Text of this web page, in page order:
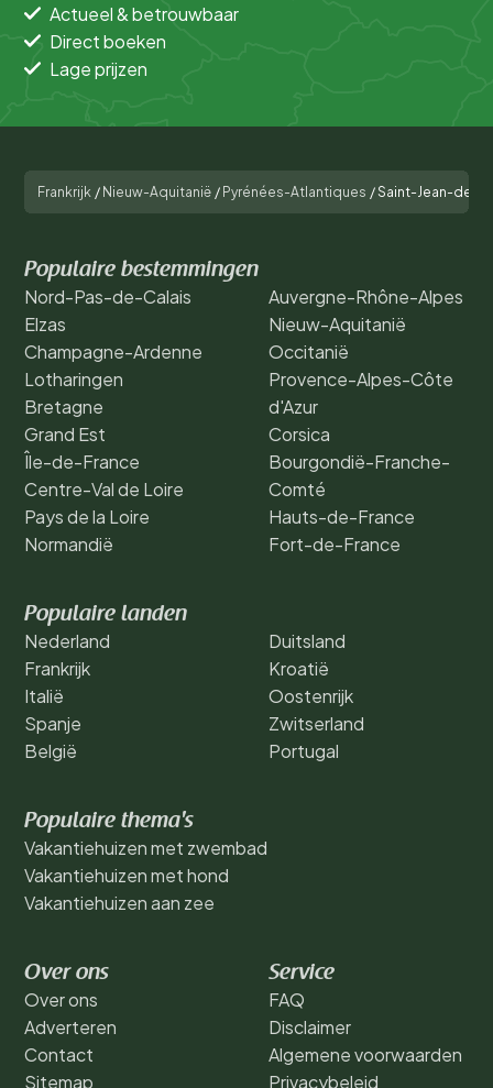
Actueel & betrouwbaar
Direct boeken
Lage prijzen
Frankrijk / Nieuw-Aquitanië / Pyrénées-Atlantiques /Saint-Jean-de-
Populaire bestemmingen
Nord-Pas-de-Calais
Elzas
Champagne-Ardenne
Lotharingen
Bretagne
Grand Est
Île-de-France
Centre-Val de Loire
Pays de la Loire
Normandië
Auvergne-Rhône-Alpes
Nieuw-Aquitanië
Occitanië
Provence-Alpes-Côte
d'Azur
Corsica
Bourgondië-Franche-
Comté
Hauts-de-France
Fort-de-France
Populaire landen
Nederland
Frankrijk
Italië
Spanje
België
Duitsland
Kroatië
Oostenrijk
Zwitserland
Portugal
Populaire thema's
Vakantiehuizen met zwembad
Vakantiehuizen met hond
Vakantiehuizen aan zee
Over ons
Over ons
Adverteren
Contact
Sitemap
Service
FAQ
Disclaimer
Algemene voorwaarden
Privacybeleid